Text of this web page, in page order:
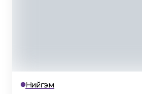
Нийгэм